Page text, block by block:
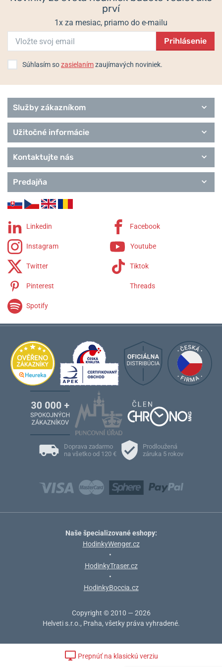
prví
1x za mesiac, priamo do e-mailu
Prihlásenie
Súhlasím sozasielanímzaujímavých noviniek.
Služby zákazníkom
Užitočné informácie
Kontaktujte nás
Predajňa
Linkedin Facebook
Instagram Youtube
Twitter Tiktok
Pinterest Threads
Spotify
Doprava zadarmo
na všetko od 120 €
Prodloužená
záruka 5 rokov
Naše špecializované eshopy:
HodinkyWenger.cz
•
HodinkyTraser.cz
•
HodinkyBoccia.cz
Copyright © 2010 — 2026
Helveti s.r.o., Praha, všetky práva vyhradené.
Prepnúť na klasickú verziu